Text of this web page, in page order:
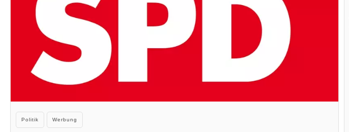
Kategorien
Politik Werbung